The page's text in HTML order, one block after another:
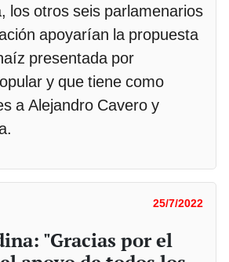
los otros seis parlamenarios
apoyarían la propuesta
presentada por
y que tiene como
a Alejandro Cavero y
25/7/2022
"Gracias por el